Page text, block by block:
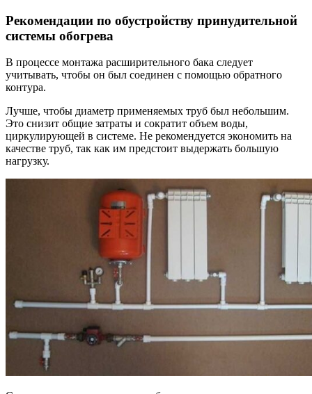
Рекомендации по обустройству принудительной
системы обогрева
В процессе монтажа расширительного бака следует
учитывать, чтобы он был соединен с помощью обратного
контура.
Лучше, чтобы диаметр применяемых труб был небольшим.
Это снизит общие затраты и сократит объем воды,
циркулирующей в системе. Не рекомендуется экономить на
качестве труб, так как им предстоит выдержать большую
нагрузку.